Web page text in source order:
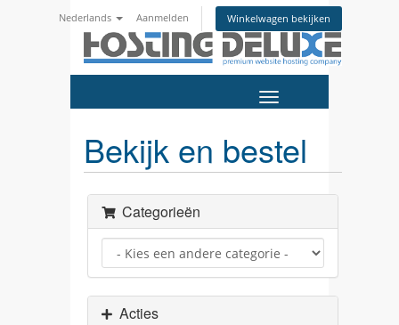
Nederlands Aanmelden Winkelwagen bekijken
Navigatie
Bekijk en bestel
Categorieën
Acties